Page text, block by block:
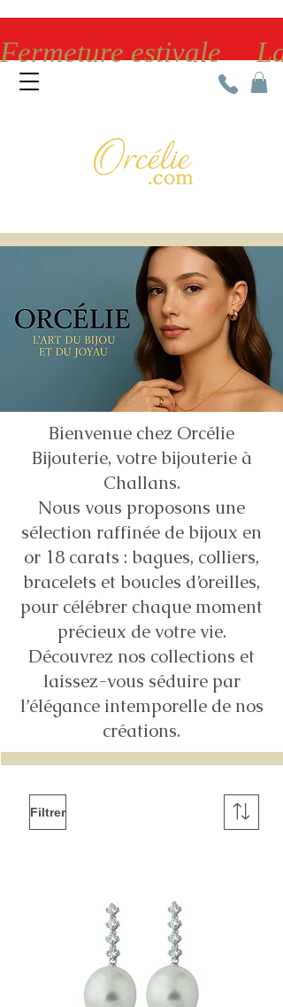
Fermeture estivale
Bienvenue chez Orcélie
Bijouterie, votre bijouterie à
Challans.
Nous vous proposons une
sélection raffinée de bijoux en
or 18 carats : bagues, colliers,
bracelets et boucles d’oreilles,
pour célébrer chaque moment
précieux de votre vie.
Découvrez nos collections et
laissez-vous séduire par
l’élégance intemporelle de nos
créations.
Filtrer